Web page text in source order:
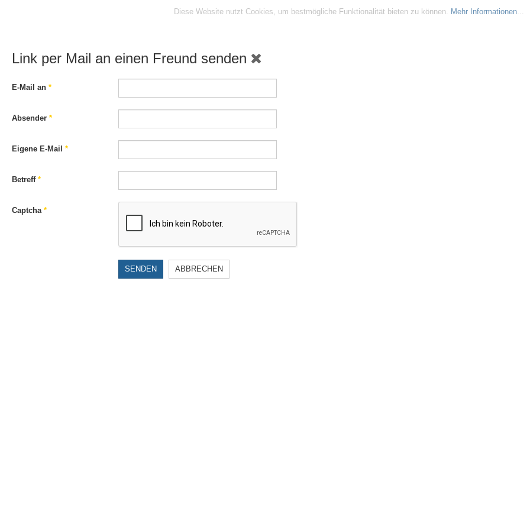
Diese Website nutzt Cookies, um bestmögliche Funktionalität bieten zu können. Mehr Informationen...
Link per Mail an einen Freund senden
E-Mail an *
Absender *
Eigene E-Mail *
Betreff*
Captcha*
SENDEN ABBRECHEN